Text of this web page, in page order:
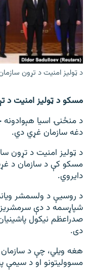
اړیکه
دري پاڼه
Azadi English
راسره ملګري شئ
د ازادې اروپا/ ازادي
د ټولیز امنیت د تړون
مسکو د ټولیز امنیت د
د منځنۍ اسیا
دغه سازمان غړي دي.
د ټولیز امنیت د تړون
مسکو کې د سازمان د
دایروي.
د روسیې د ولسمشر
شپاړسمه د دې
صدراعظم نیکول
دی.
هغه ویلي، چې د
مسوولیتونو او د سیمې